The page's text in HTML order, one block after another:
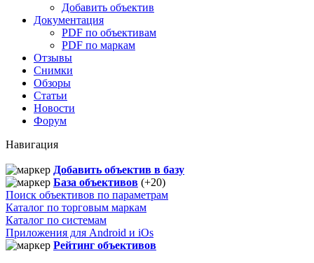
Добавить объектив
Документация
PDF по объективам
PDF по маркам
Отзывы
Снимки
Обзоры
Статьи
Новости
Форум
Навигация
Добавить объектив в базу
База объективов (+20)
Поиск объективов по параметрам
Каталог по торговым маркам
Каталог по системам
Приложения для Android и iOs
Рейтинг объективов